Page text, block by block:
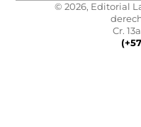
© 2026, Editorial
Cr.